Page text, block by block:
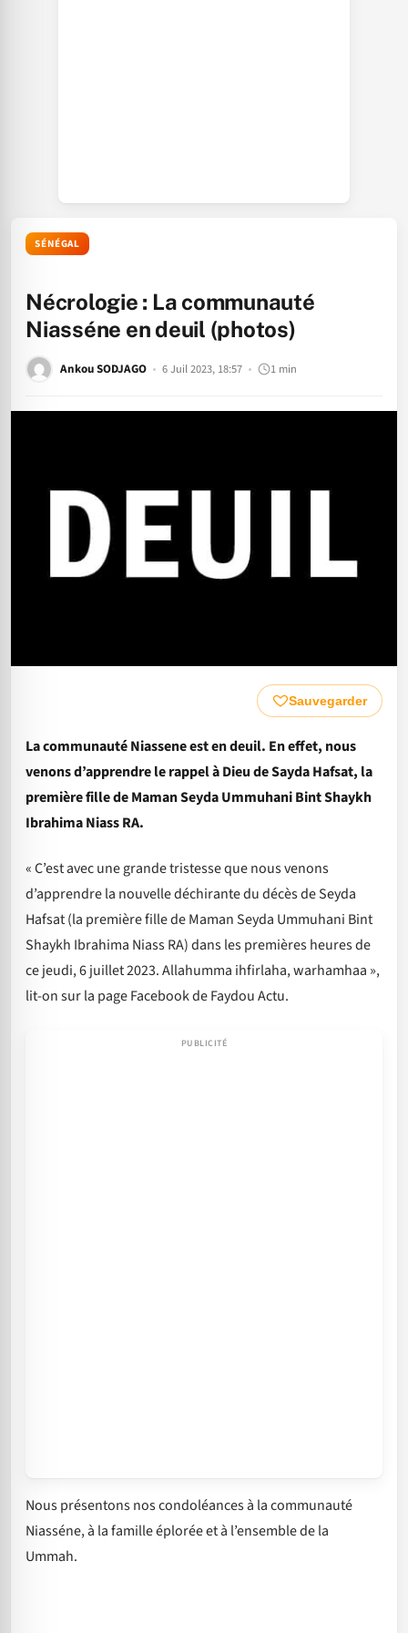
SÉNÉGAL
Nécrologie : La communauté
Niasséne en deuil (photos)
Ankou SODJAGO 6 Juil 2023, 18:57 1 min
Sauvegarder
La communauté Niassene est en deuil. En effet, nous
venons d’apprendre le rappel à Dieu de Sayda Hafsat, la
première fille de Maman Seyda Ummuhani Bint Shaykh
Ibrahima Niass RA.
« C’est avec une grande tristesse que nous venons
d’apprendre la nouvelle déchirante du décès de Seyda
Hafsat (la première fille de Maman Seyda Ummuhani Bint
Shaykh Ibrahima Niass RA) dans les premières heures de
ce jeudi, 6 juillet 2023. Allahumma ihfirlaha, warhamhaa »,
lit-on sur la page Facebook de Faydou Actu.
Nous présentons nos condoléances à la communauté
Niasséne, à la famille éplorée et à l’ensemble de la
Ummah.